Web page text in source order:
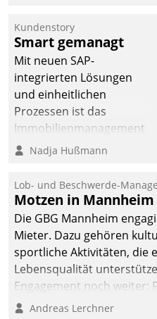
Kundenstory
Smart gemanagt
Mit neuen SAP-
integrierten Lösungen
und einheitlichen
Prozessen ist das
Immobilienmanagement
der Bayerischen
Ressort Kapitalanlage für
künftige Aufgaben und
Herausforderungen
gerüstet.
Nadja Hußmann
Lob- und Beschwerde-
Motzen in
Die GBG Mannheim
Mieter. Dazu gehören
sportliche Aktivitäten, die
Lebensqualität
Engagement noch weiter:
von Beschwerden – oder
Andreas Lerchner